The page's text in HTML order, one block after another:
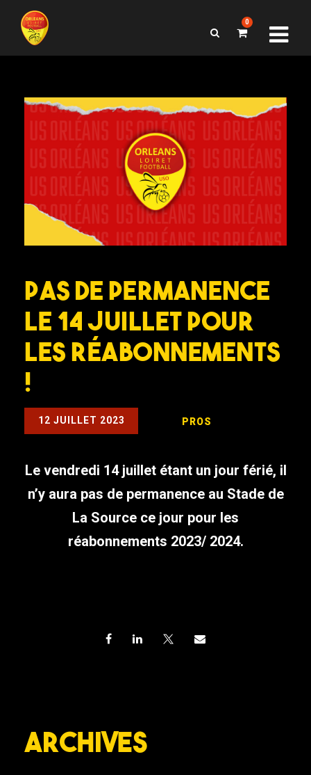
0
Pas de permanence
le 14 juillet pour
les réabonnements
!
12 JUILLET 2023 PROS
Le vendredi 14 juillet étant un jour férié, il
n’y aura pas de permanence au Stade de
La Source ce jour pour les
réabonnements 2023/ 2024.
Archives